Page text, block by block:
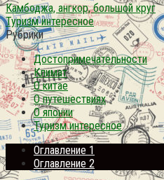
Камбоджа, ангкор, большой круг
Туризм интересное
Рубрики
Достопримечательности
Климат
О китае
О путешествиях
О японии
Туризм интересное
Оглавление 1
Оглавление 2